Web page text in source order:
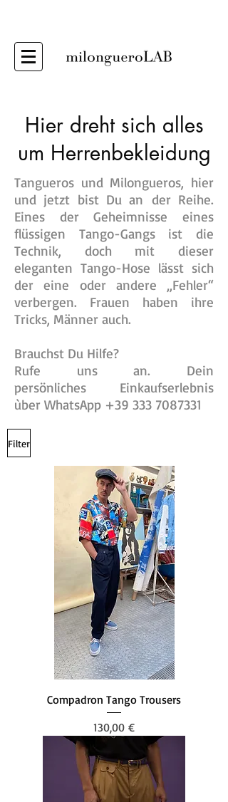
Hier dreht sich alles
um Herrenbekleidung
Tangueros und Milongueros, hier
und jetzt bist Du an der Reihe.
Eines der Geheimnisse eines
flüssigen Tango-Gangs ist die
Technik, doch mit dieser
eleganten Tango-Hose lässt sich
der eine oder andere „Fehler“
verbergen. Frauen haben ihre
Tricks, Männer auch.
Brauchst Du Hilfe?
Rufe uns an. Dein
persönliches Einkaufserlebnis
ùber WhatsApp +39 333 7087331
Filter
Compadron Tango Trousers
Preis
130,00 €